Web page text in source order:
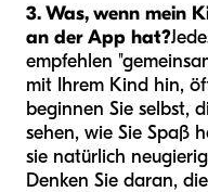
3. Was, wenn mein
an der App hat?
empfehlen
mit Ihrem Kind hin,
beginnen Sie selbst,
sehen, wie Sie Spaß
sie natürlich
Denken Sie daran,